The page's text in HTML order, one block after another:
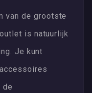
van de grootste
is natuurlijk
Je kunt
de